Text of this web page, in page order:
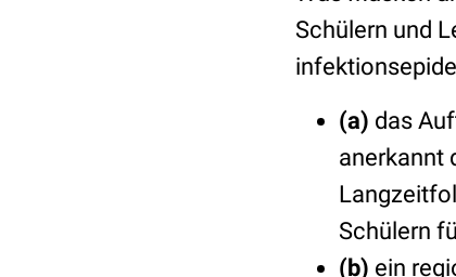
Schülern und
(a) das
anerkannt
Schülern
(b) ein